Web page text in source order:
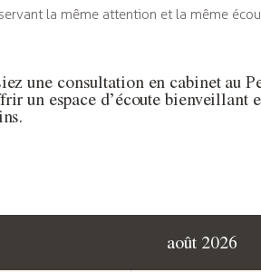
la même attention et la même
une consultation en cabinet au
un espace d’écoute bienveillant
août 2026